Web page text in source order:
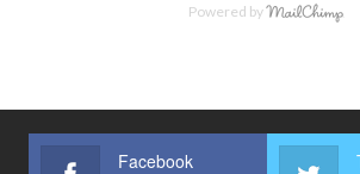
Powered by
Facebook